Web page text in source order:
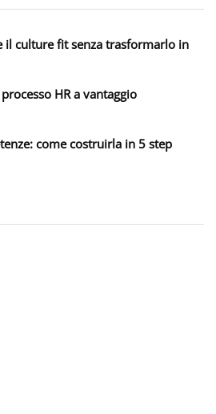
il culture fit senza trasformarlo in
HR a vantaggio
come costruirla in 5 step